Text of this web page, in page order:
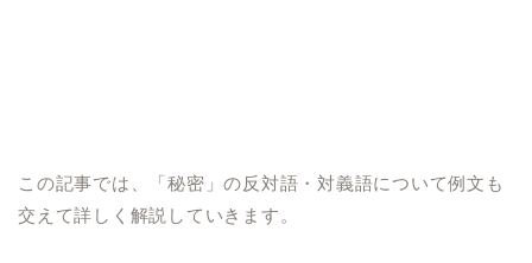
この記事では、「秘密」の反対語・対義語について例文も
交えて詳しく解説していきます。